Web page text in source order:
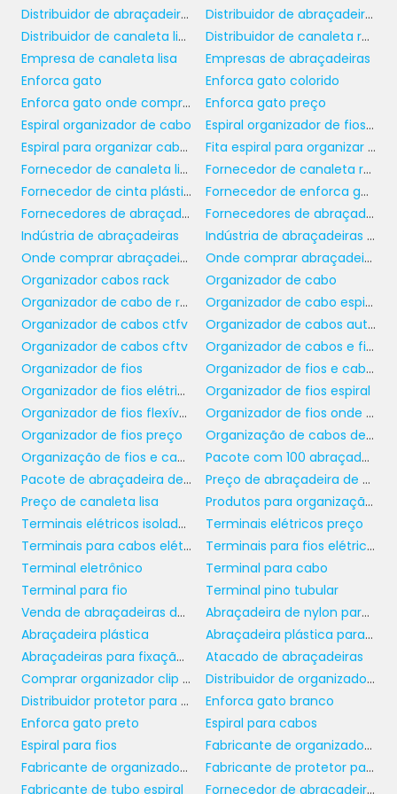
terminal certo com base na corrente elétrica
que será passada por ele e nas condições
ambientais às quais estará exposto. Por
exemplo, terminais de cobre oferecem
excelente condutividade, enquanto aqueles
feitos de alumínio podem ser mais leves e
econômicos. A escolha do terminal adequado
garante que o sistema elétrico opere de
forma eficiente e segura por um longo
período.
MONTAGEM E INSTALAÇÃO
EFICIENTE
Um dos aspectos mais importantes ao
trabalhar comterminais elétricos
isoladosé a montagem e instalação correta.
A eficiência na instalação garante que as
conexões sejam realizadas de maneira
adequada, evitando falhas elétricas e
potenciais riscos. O uso de ferramentas
apropriadas, como alicates de crimpagem, é
recomendado para garantir uma conexão
firme e duradoura.
Além disso, é fundamental seguir as
orientações do fabricante para a instalação,
como torque adequado e procedimento de
crimpagem. Treinamentos específicos para a
equipe responsável pela instalação podem
ser uma excelente maneira de garantir
padrões elevados de segurança e eficácia em
todas as conexões elétricas realizadas.
COMPROMISSO COM A
QUALIDADE
Distribuidor de abraçadeira de nylon
Distribuidor de abraçadeiras
Distribuidor de canaleta lisa
Distribuidor de canaleta recorte aberto
Empresa de canaleta lisa
Empresas de abraçadeiras
Enforca gato
Enforca gato colorido
Enforca gato onde comprar
Enforca gato preço
Espiral organizador de cabo
Espiral organizador de fios e cabos
Espiral para organizar cabos
Fita espiral para organizar cabos
Fornecedor de canaleta lisa
Fornecedor de canaleta recorte aberto
Fornecedor de cinta plástica
Fornecedor de enforca gato
Fornecedores de abraçadeira com furo de fixação
Fornecedores de abraçadeiras de nylon
Indústria de abraçadeiras
Indústria de abraçadeiras plásticas
Onde comprar abraçadeiras
Onde comprar abraçadeiras para amarração paralela
Organizador cabos rack
Organizador de cabo
Organizador de cabo de rede
Organizador de cabo espiral
Organizador de cabos ctfv
Organizador de cabos auto adesivo
Organizador de cabos cftv
Organizador de cabos e fios
Organizador de fios
Organizador de fios e cabos
Organizador de fios elétricos
Organizador de fios espiral
Organizador de fios flexíveis
Organizador de fios onde comprar
Organizador de fios preço
Organização de cabos de rede
Organização de fios e cabos
Pacote com 100 abraçadeira de nylon
Pacote de abraçadeira de nylon
Preço de abraçadeira de nylon
Preço de canaleta lisa
Produtos para organização e proteção
Terminais elétricos isolados
Terminais elétricos preço
Terminais para cabos elétricos
Terminais para fios elétricos
Terminal eletrônico
Terminal para cabo
Terminal para fio
Terminal pino tubular
Venda de abraçadeiras de plástico
Abraçadeira de nylon para fios e cabos
Abraçadeira plástica
Abraçadeira plástica para eletroduto
Abraçadeiras para fixação de tubos
Atacado de abraçadeiras
Comprar organizador clip auto adesivo
Distribuidor de organizador clip autoadesivo
Distribuidor protetor para mangueira
Enforca gato branco
Enforca gato preto
Espiral para cabos
Espiral para fios
Fabricante de organizador clip autoadesivo
Fabricante de organizador de fios
Fabricante de protetor para mangueira
Fabricante de tubo espiral
Fornecedor de abraçadeira para tubos